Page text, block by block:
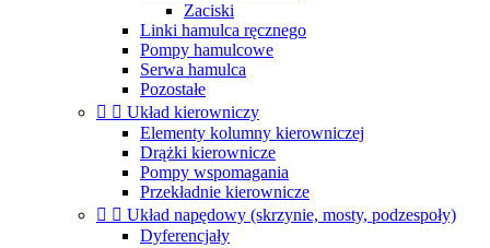
Zaciski
Linki hamulca ręcznego
Pompy hamulcowe
Serwa hamulca
Pozostałe
  Układ kierowniczy
Elementy kolumny kierowniczej
Drążki kierownicze
Pompy wspomagania
Przekładnie kierownicze
  Układ napędowy (skrzynie, mosty, podzespoły)
Dyferencjały